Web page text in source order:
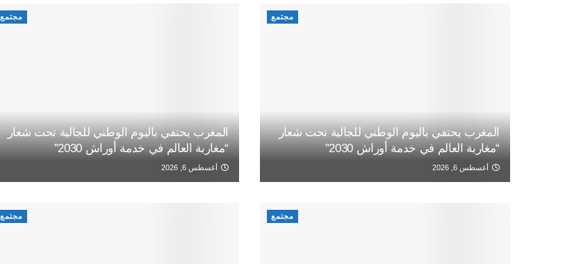
مجتمع
المغرب يحتفي باليوم الوطني للجالية تحت شعار
“مغاربة العالم في خدمة أوراش 2030”
أغسطس 6, 2026
مجتمع
المغرب يحتفي باليوم الوطني للجالية تحت شعار
“مغاربة العالم في خدمة أوراش 2030”
أغسطس 6, 2026
مجتمع مجتمع